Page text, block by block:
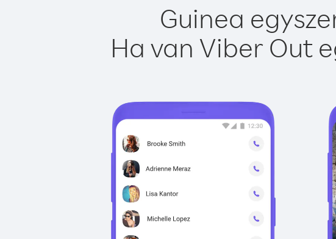
Guinea
Ha van Viber Out